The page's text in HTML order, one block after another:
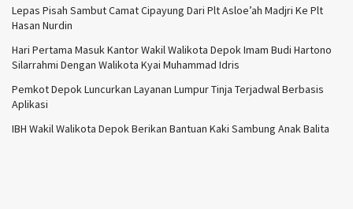
Lepas Pisah Sambut Camat Cipayung Dari Plt Asloe’ah Madjri Ke Plt
Hasan Nurdin
Hari Pertama Masuk Kantor Wakil Walikota Depok Imam Budi Hartono
Silarrahmi Dengan Walikota Kyai Muhammad Idris
Pemkot Depok Luncurkan Layanan Lumpur Tinja Terjadwal Berbasis
Aplikasi
IBH Wakil Walikota Depok Berikan Bantuan Kaki Sambung Anak Balita